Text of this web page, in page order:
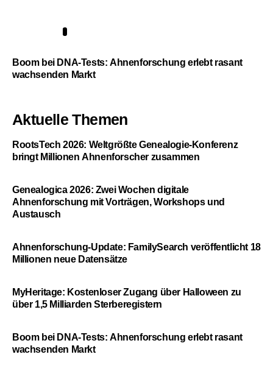
Boom bei DNA-Tests: Ahnenforschung erlebt rasant
wachsenden Markt
Aktuelle Themen
RootsTech 2026: Weltgrößte Genealogie-Konferenz
bringt Millionen Ahnenforscher zusammen
Genealogica 2026: Zwei Wochen digitale
Ahnenforschung mit Vorträgen, Workshops und
Austausch
Ahnenforschung-Update: FamilySearch veröffentlicht 18
Millionen neue Datensätze
MyHeritage: Kostenloser Zugang über Halloween zu
über 1,5 Milliarden Sterberegistern
Boom bei DNA-Tests: Ahnenforschung erlebt rasant
wachsenden Markt